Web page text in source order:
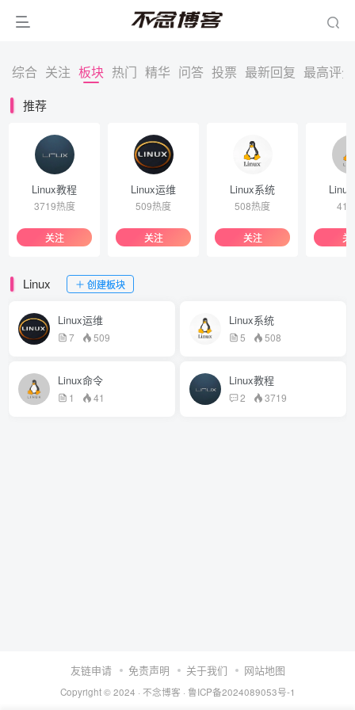
综合 关注 板块 热门 精华 问答 投票 最新回复 最高评分
推荐
Linux教程
3719热度
关注
Linux运维
509热度
关注
Linux系统
508热度
关注
41
关
Linux 创建板块
Linux运维
7 509
Linux系统
5 508
Linux命令
1 41
Linux教程
2 3719
友链申请 免责声明 关于我们 网站地图
Copyright © 2024 · 不念博客 · 鲁ICP备2024089053号-1